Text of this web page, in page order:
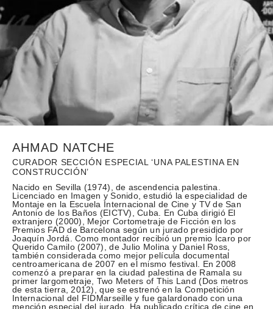
AHMAD NATCHE
CURADOR SECCIÓN ESPECIAL ‘UNA PALESTINA EN
CONSTRUCCIÓN’
Nacido en Sevilla (1974), de ascendencia palestina.
Licenciado en Imagen y Sonido, estudió la especialidad de
Montaje en la Escuela Internacional de Cine y TV de San
Antonio de los Baños (EICTV), Cuba. En Cuba dirigió El
extranjero (2000), Mejor Cortometraje de Ficción en los
Premios FAD de Barcelona según un jurado presidido por
Joaquín Jordá. Como montador recibió un premio Ícaro por
Querido Camilo (2007), de Julio Molina y Daniel Ross,
también considerada como mejor película documental
centroamericana de 2007 en el mismo festival. En 2008
comenzó a preparar en la ciudad palestina de Ramala su
primer largometraje, Two Meters of This Land (Dos metros
de esta tierra, 2012), que se estrenó en la Competición
Internacional del FIDMarseille y fue galardonado con una
mención especial del jurado. Ha publicado crítica de cine en